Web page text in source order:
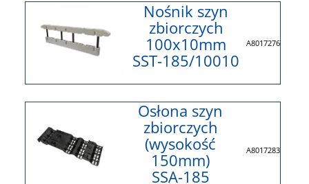
Nośnik szyn
zbiorczych
100x10mm
SST-185/10010
A8017276
Osłona szyn
zbiorczych
(wysokość
150mm)
SSA-185
A8017283